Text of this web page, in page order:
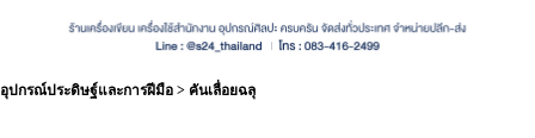
อุปกรณ์ประดิษฐ์และการฝีมือ > คันเลื่อยฉลุ